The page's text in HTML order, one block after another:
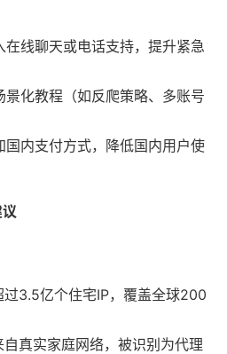
在线聊天或电话支持，提升紧急
景化教程（如反爬策略、多账号
国内支付方式，降低国内用户使
过3.5亿个住宅IP，覆盖全球200
自真实家庭网络，被识别为代理